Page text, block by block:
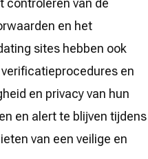
controleren van de
en het
sites hebben ook
en
en privacy van hun
en alert te blijven tijdens
van een veilige en